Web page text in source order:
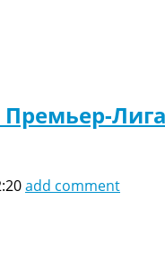
Премьер-
add comment